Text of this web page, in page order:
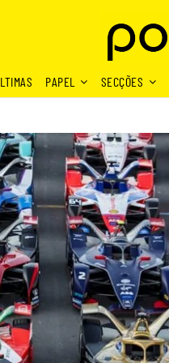
PAPEL SECÇÕES